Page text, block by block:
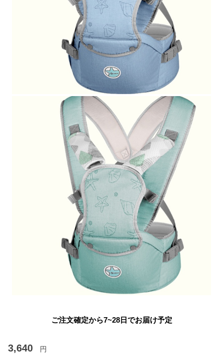
ご注文確定から7~28日でお届け予定
3,640 円